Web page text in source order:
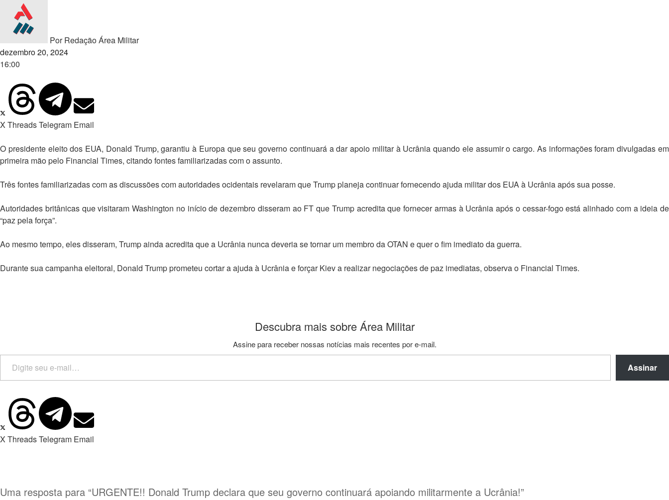
PorRedação Área Militar
dezembro 20, 2024
16:00
X ThreadsTelegram Email
O presidente eleito dos EUA, Donald Trump, garantiu à Europa que seu governo continuará a dar apoio militar à Ucrânia quando ele assumir o cargo. As informações foram divulgadas em
primeira mão pelo Financial Times, citando fontes familiarizadas com o assunto.
Três fontes familiarizadas com as discussões com autoridades ocidentais revelaram que Trump planeja continuar fornecendo ajuda militar dos EUA à Ucrânia após sua posse.
Autoridades britânicas que visitaram Washington no início de dezembro disseram ao FT que Trump acredita que fornecer armas à Ucrânia após o cessar-fogo está alinhado com a ideia de
“paz pela força”.
Ao mesmo tempo, eles disseram, Trump ainda acredita que a Ucrânia nunca deveria se tornar um membro da OTAN e quer o fim imediato da guerra.
Durante sua campanha eleitoral, Donald Trump prometeu cortar a ajuda à Ucrânia e forçar Kiev a realizar negociações de paz imediatas, observa o Financial Times.
Descubra mais sobre Área Militar
Assine para receber nossas notícias mais recentes por e-mail.
Assinar
X ThreadsTelegram Email
Uma resposta para “URGENTE!! Donald Trump declara que seu governo continuará apoiando militarmente a Ucrânia!”